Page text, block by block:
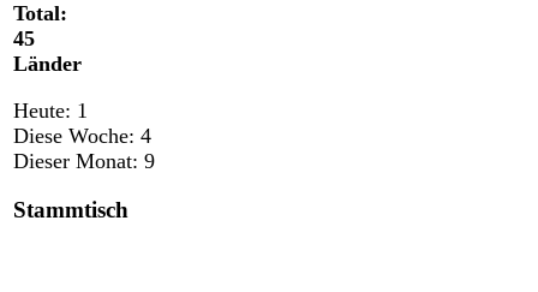
Total:
45
Länder
Heute: 1
Diese Woche: 4
Dieser Monat: 9
Stammtisch